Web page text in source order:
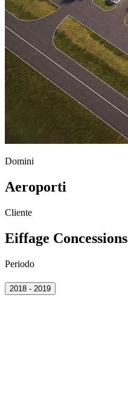
Domini
Aeroporti
Cliente
Eiffage Concessions
Periodo
2018 - 2019